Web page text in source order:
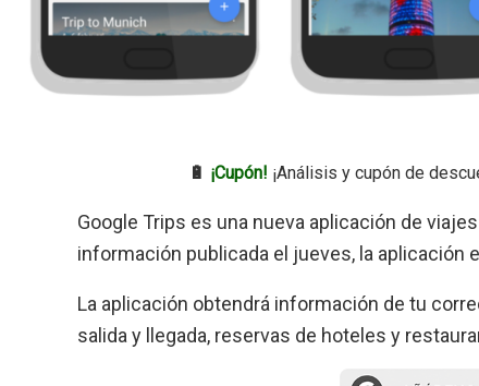
🔋 ¡Cupón! ¡Análisis y cupón de
Google Trips es una nueva aplicación de
información publicada el jueves, la aplicación
La aplicación obtendrá información de tu
salida y llegada, reservas de hoteles y